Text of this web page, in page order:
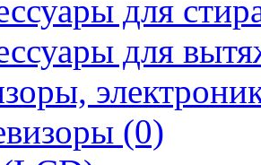
для
для
(0)